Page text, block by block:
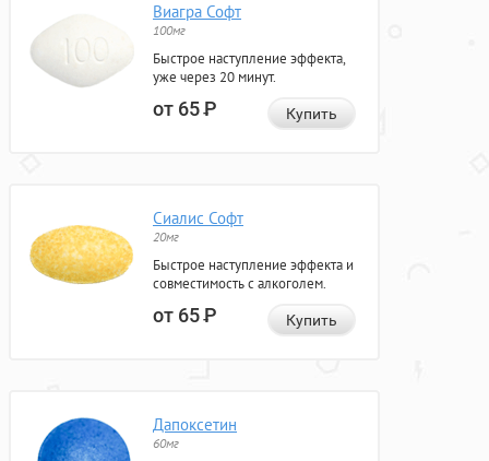
Виагра Софт
100мг
Быстрое наступление эффекта,
уже через 20 минут.
от 65Р Купить
Сиалис Софт
20мг
Быстрое наступление эффекта и
совместимость с алкоголем.
от 65Р Купить
Дапоксетин
60мг